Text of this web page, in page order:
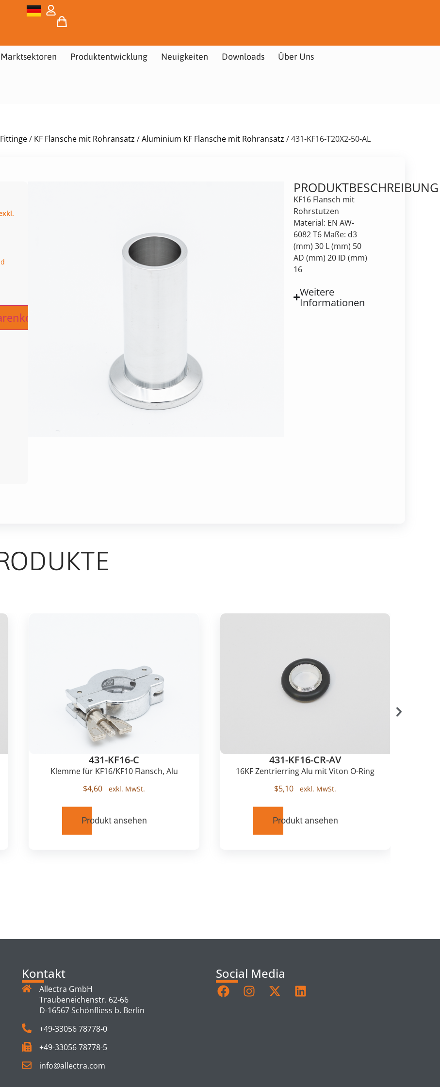
Marktsektoren Produktentwicklung Neuigkeiten Downloads Über Uns
/ KF Flansche mit Rohransatz /Aluminium KF Flansche mit Rohransatz / 431-KF16-T20X2-50-AL
PRODUKTBESCHREIBUNG
KF16 Flansch mit
Rohrstutzen
Material: EN AW-
6082 T6 Maße: d3
(mm) 30 L (mm) 50
AD (mm) 20 ID (mm)
16
Weitere
Informationen
431-KF16-C
Klemme für KF16/KF10 Flansch, Alu
$4,60
Produkt ansehen
431-KF16-CR-AV
16KF Zentrierring Alu mit Viton O-Ring
$5,10
Produkt ansehen
Kontakt
Allectra GmbH
Traubeneichenstr. 62-66
D-16567 Schönfliess b. Berlin
+49-33056 78778-0
+49-33056 78778-5
info@allectra.com
Social Media